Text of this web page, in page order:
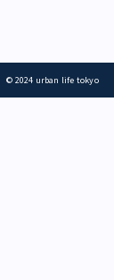
© 2024 urban life tokyo